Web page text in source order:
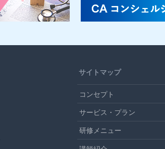
サイトマップ
コンセプト
サービス・プラン
研修メニュー